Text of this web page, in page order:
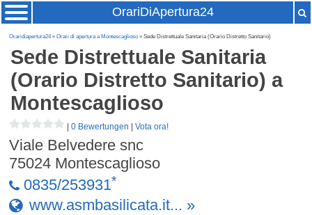
OrariDiApertura24
Oraridiapertura24»Orari di apertura a Montescaglioso » Sede Distrettuale Sanitaria (Orario Distretto Sanitario)
Sede Distrettuale Sanitaria
(Orario Distretto Sanitario) a
Montescaglioso
|0 Bewertungen |Vota ora!
Viale Belvedere snc
75024 Montescaglioso
0835/253931*
www.asmbasilicata.it... »